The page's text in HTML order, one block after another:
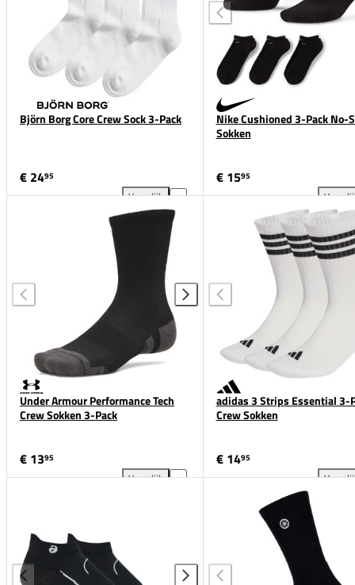
Björn Borg Core Crew Sock 3-Pack
€ 2495
Vergelijk
Björn Borg Core Crew Sock 3-Pack toevoegen aan
Nike Cushioned 3-Pack No-
Sokken
€ 1595
Under Armour Performance Tech
Crew Sokken 3-Pack
€ 1395
Vergelijk
Under Armour Performance Tech Crew Sokken 3-
adidas 3 Strips Essential 3-
Crew Sokken
€ 1495